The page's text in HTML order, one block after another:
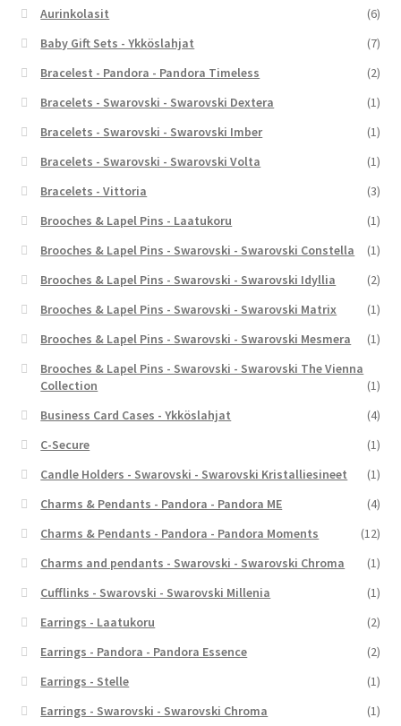
Aurinkolasit
(6)
Baby Gift Sets - Ykköslahjat
(7)
Bracelest - Pandora - Pandora Timeless
(2)
Bracelets - Swarovski - Swarovski Dextera
(1)
Bracelets - Swarovski - Swarovski Imber
(1)
Bracelets - Swarovski - Swarovski Volta
(1)
Bracelets - Vittoria
(3)
Brooches & Lapel Pins - Laatukoru
(1)
Brooches & Lapel Pins - Swarovski - Swarovski Constella
(1)
Brooches & Lapel Pins - Swarovski - Swarovski Idyllia
(2)
Brooches & Lapel Pins - Swarovski - Swarovski Matrix
(1)
Brooches & Lapel Pins - Swarovski - Swarovski Mesmera
(1)
Brooches & Lapel Pins - Swarovski - Swarovski The Vienna
Collection
(1)
Business Card Cases - Ykköslahjat
(4)
C-Secure
(1)
Candle Holders - Swarovski - Swarovski Kristalliesineet
(1)
Charms & Pendants - Pandora - Pandora ME
(4)
Charms & Pendants - Pandora - Pandora Moments
(12)
Charms and pendants - Swarovski - Swarovski Chroma
(1)
Cufflinks - Swarovski - Swarovski Millenia
(1)
Earrings - Laatukoru
(2)
Earrings - Pandora - Pandora Essence
(2)
Earrings - Stelle
(1)
Earrings - Swarovski - Swarovski Chroma
(1)